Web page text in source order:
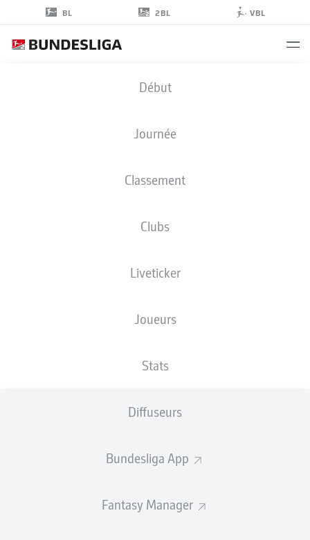
BL 2BL VBL
Début
Journée
Classement
Clubs
Liveticker
Joueurs
Stats
Diffuseurs
Bundesliga App
Fantasy Manager